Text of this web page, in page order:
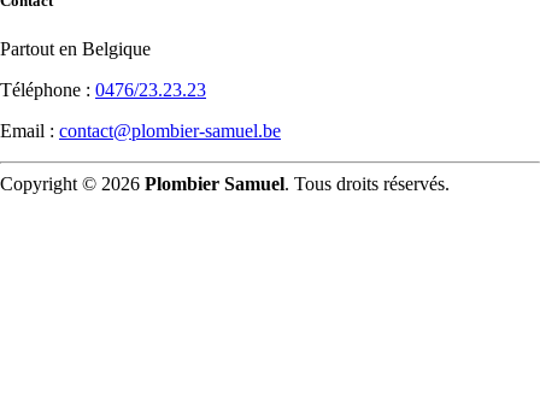
Partout en Belgique
Téléphone : 0476/23.23.23
Email : contact@plombier-samuel.be
Copyright © 2026 Plombier Samuel. Tous droits réservés.